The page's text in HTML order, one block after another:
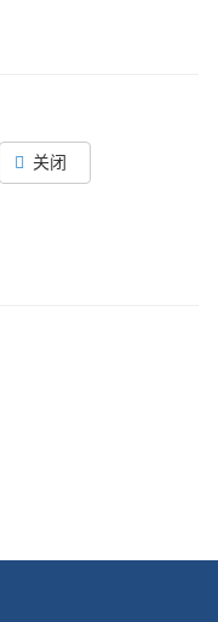
关闭